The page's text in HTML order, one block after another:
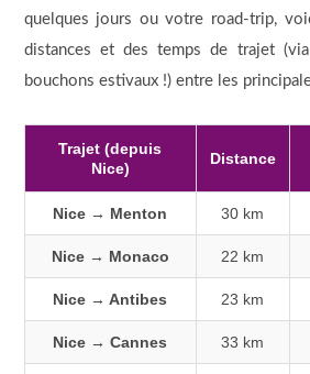
quelques jours ou votre road-trip,
distances et des temps de trajet
bouchons estivaux !) entre les
Trajet (depuis
Nice)
Distance
Nice → Menton 30 km
Nice → Monaco 22 km
Nice → Antibes 23 km
Nice → Cannes 33 km